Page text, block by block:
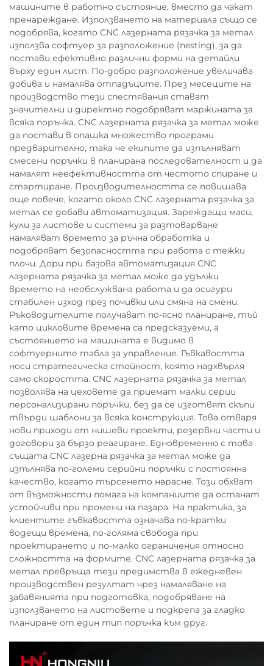
машините в работно състояние, вместо да чакат
пренареждане. Използването на материала също се
подобрява, когато CNC лазерната рязачка за метал
използва софтуер за разположение (nesting), за да
постави ефективно различни форми на детайли
върху един лист. По-добро разположение увеличава
добива и намалява отпадъците. През месеците на
производство тези спестявания стават
значителни и директно подобряват маржината за
всяка поръчка. CNC лазерната рязачка за метал може
да постави в опашка множество програми
предварително, така че екипите да изпълняват
смесени поръчки в планирана последователност и да
намалят неефективността от честото спиране и
стартиране. Производителността се повишава
още повече, когато около CNC лазерната рязачка за
метал се добави автоматизация. Зареждащи маси,
кули за листове и системи за разтоварване
намаляват времето за ръчна обработка и
подобряват безопасността при работа с тежки
плочи. Дори при базова автоматизация CNC
лазерната рязачка за метал може да удължи
времето на необслужвана работа и да осигури
стабилен изход през почивки или смяна на смени.
Ръководителите получават по-ясно планиране, тъй
като цикловите времена са предсказуеми, а
състоянието на машината е видимо в
софтуерните табла за управление. Гъвкавостта
носи стратегическа стойност, която надхвърля
само скоростта. CNC лазерната рязачка за метал
позволява на цеховете да приемат малки серии
персонализирани поръчки, без да се изготвят скъпи
твърди шаблони за всяка конструкция. Това отваря
нови приходи от нишеви проекти, резервни части и
договори за бързо реагиране. Едновременно с това
същата CNC лазерна рязачка за метал може да
изпълнява по-големи серийни поръчки с постоянна
качество, когато търсенето нарасне. Този обхват
от възможности помага на компаниите да останат
устойчиви при промени на пазара. На практика, за
клиентите гъвкавостта означава по-кратки
водещи времена, по-голяма свобода при
проектирането и по-малко ограничения относно
сложността на формите. CNC лазерната рязачка за
метал превръща тези предимства в ежедневен
производствен резултат чрез намаляване на
забавянията при подготовка, подобряване на
използването на листовете и подкрепа за гладко
планиране от един тип поръчка към друг.